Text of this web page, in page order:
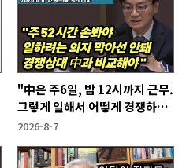
"中은 주6일, 밤 12시까지 근무.
그렇게 일해서 어떻게 경쟁하냐
반문하더라"
2026-8-7